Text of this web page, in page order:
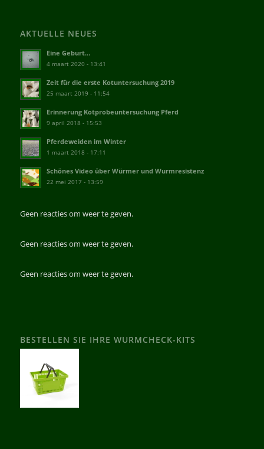
AKTUELLE NEUES
Eine Geburt…
4 maart 2020 - 13:41
Zeit für die erste Kotuntersuchung 2019
25 maart 2019 - 11:54
Erinnerung Kotprobeuntersuchung Pferd
9 april 2018 - 15:53
Pferdeweiden im Winter
1 maart 2018 - 17:11
Schönes Video über Würmer und Wurmresistenz
22 mei 2017 - 13:59
Geen reacties om weer te geven.
Geen reacties om weer te geven.
Geen reacties om weer te geven.
BESTELLEN SIE IHRE WURMCHECK-KITS